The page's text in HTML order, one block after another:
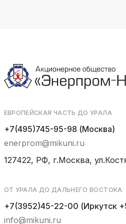
ЕВРОПЕЙСКАЯ ЧАСТЬ ДО УРАЛА
+7(495)745-95-98 (Москва)
enerprom@mikuni.ru
127422, РФ, г.Москва,
ОТ УРАЛА ДО ДАЛЬНЕГО ВОСТОКА
+7(3952)45-22-00 (Иркутск
info@mikuni.ru